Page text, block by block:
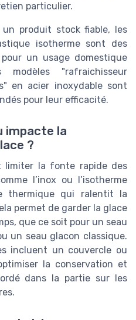
particulier.
produit stock fiable, les
isotherme sont des
un usage domestique
"rafraichisseur
en acier inoxydable sont
pour leur efficacité.
impacte la
?
limiter la fonte rapide des
l’inox ou l’isotherme
thermique qui ralentit la
permet de garder la glace
que ce soit pour un seau
un seau glacon classique.
incluent un couvercle ou
la conservation et
dans la partie sur les